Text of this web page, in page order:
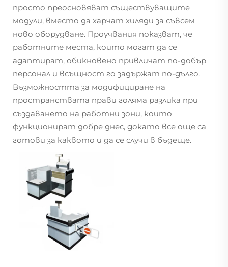
просто преосновяват съществуващите
модули, вместо да харчат хиляди за съвсем
ново оборудване. Проучвания показват, че
работните места, които могат да се
адаптират, обикновено привличат по-добър
персонал и всъщност го задържат по-дълго.
Възможността за модифициране на
пространствата прави голяма разлика при
създаването на работни зони, които
функционират добре днес, докато все още са
готови за каквото и да се случи в бъдеще.